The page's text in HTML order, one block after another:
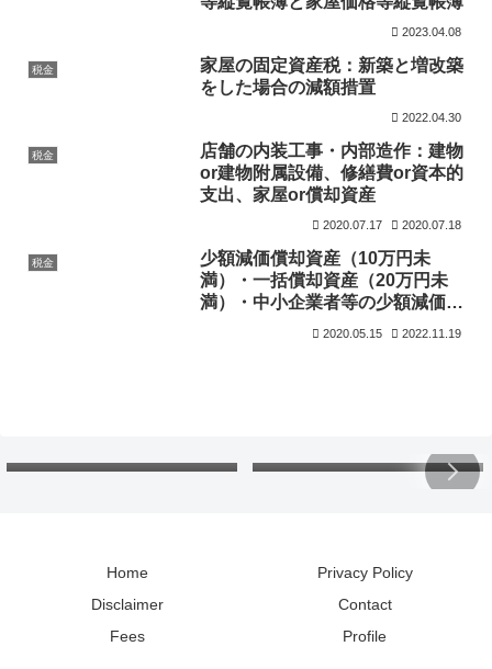
2023.04.08
税金
家屋の固定資産税：新築と増改築
をした場合の減額措置
2022.04.30
税金
店舗の内装工事・内部造作：建物
or建物附属設備、修繕費or資本的
支出、家屋or償却資産
2020.07.17 2020.07.18
税金
少額減価償却資産（10万円未
満）・一括償却資産（20万円未
満）・中小企業者等の少額減価償
2020.05.15 2022.11.19
理と税務調整は？
ンで地理と読み方の勉強
Home
Privacy Policy
Disclaimer
Contact
Fees
Profile